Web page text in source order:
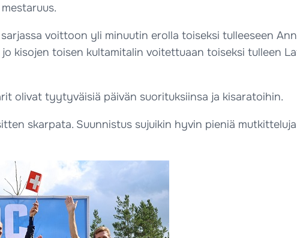
voittoon yli minuutin erolla toiseksi tulleeseen
kisojen toisen kultamitalin voitettuaan toiseksi tulleen
olivat tyytyväisiä päivän suorituksiinsa ja kisaratoihin.
skarpata. Suunnistus sujuikin hyvin pieniä